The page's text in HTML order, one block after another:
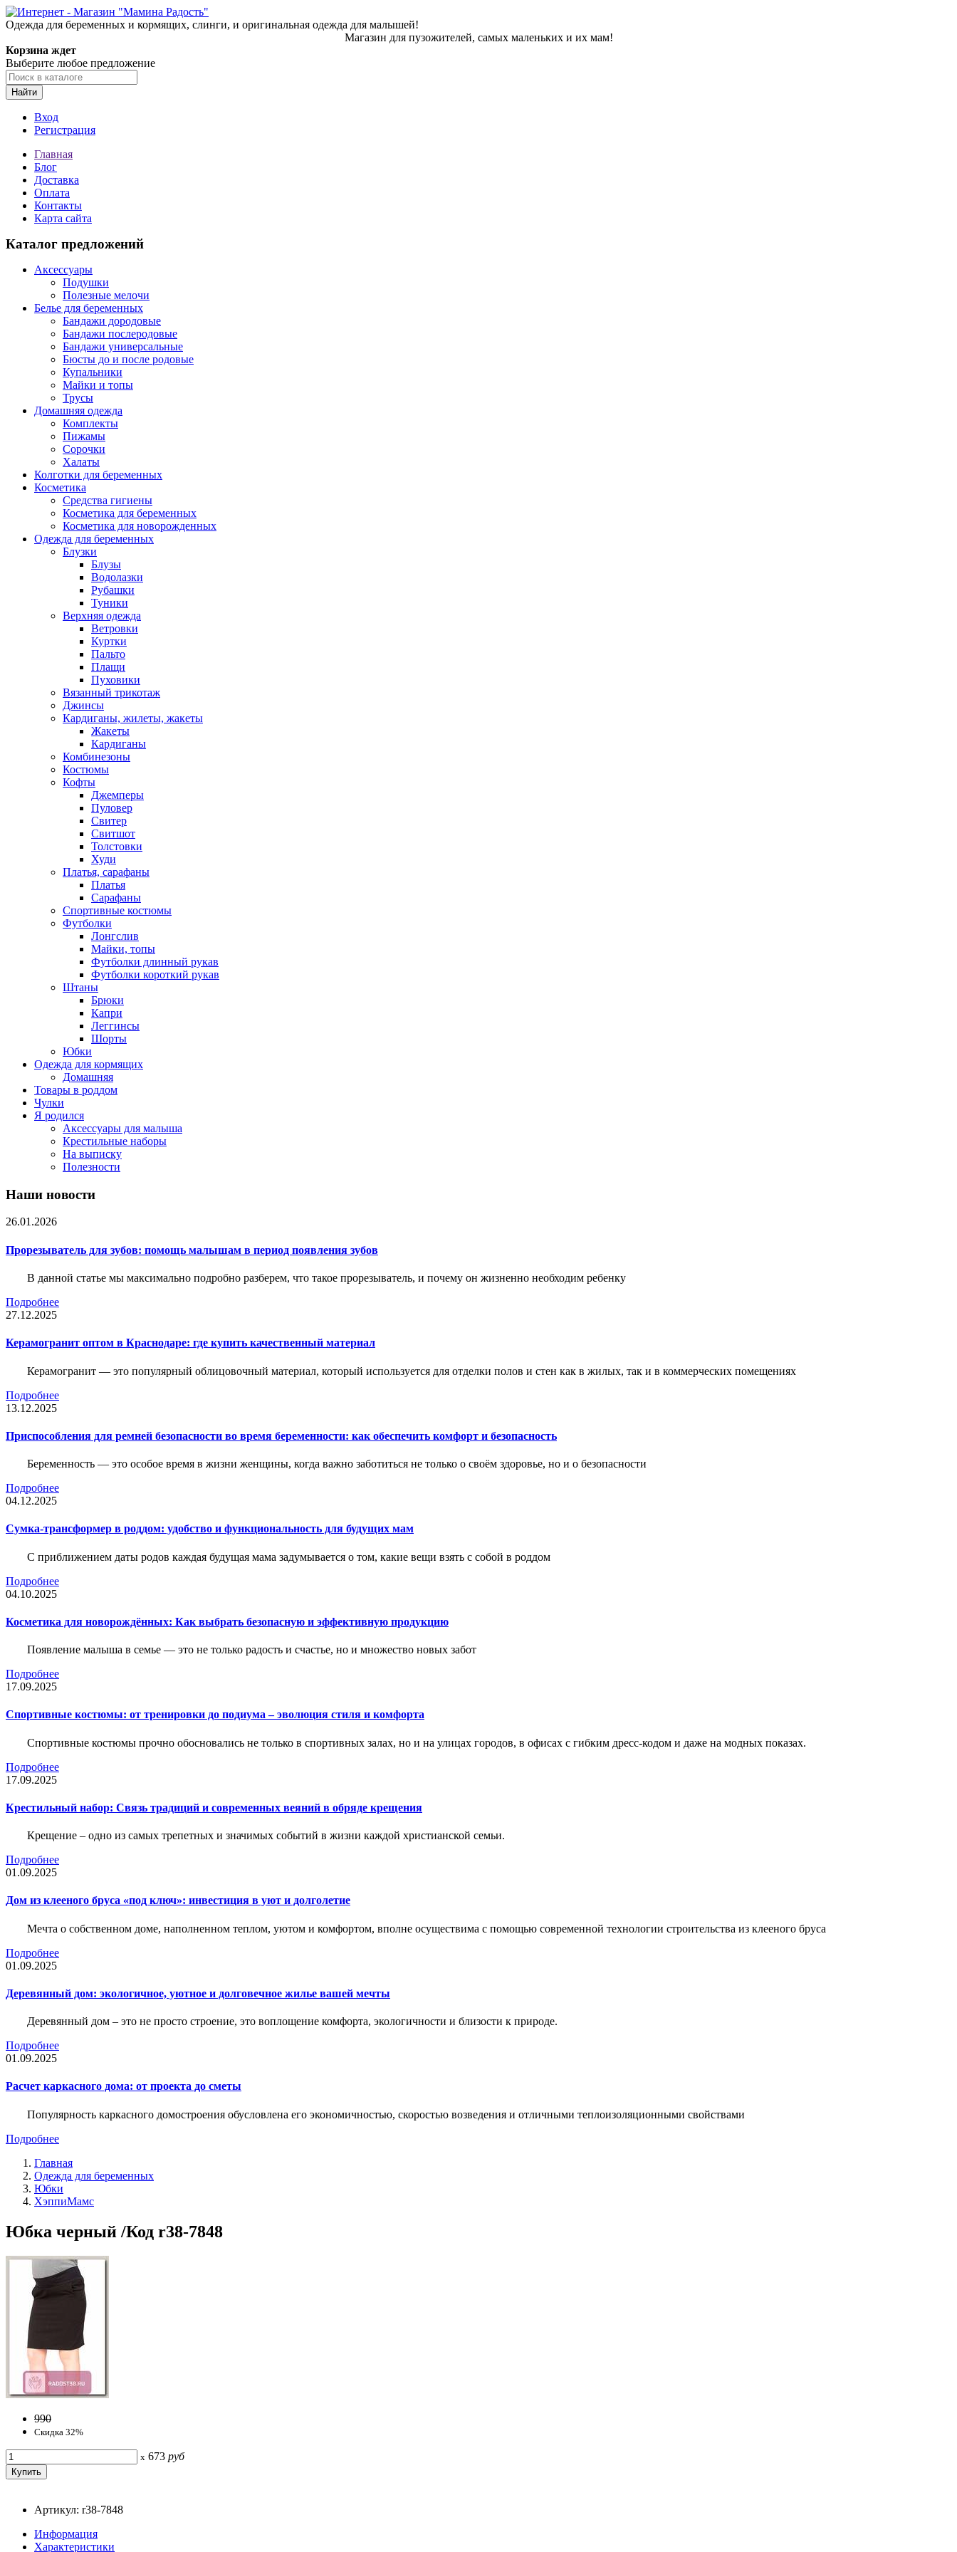
Одежда для беременных и кормящих, слинги, и оригинальная одежда для малышей!
Магазин для пузожителей, самых маленьких и их мам!
Корзина ждет
Выберите любое предложение
Найти
Вход
Регистрация
Главная
Блог
Доставка
Оплата
Контакты
Карта сайта
Каталог предложений
Аксессуары
Подушки
Полезные мелочи
Белье для беременных
Бандажи дородовые
Бандажи послеродовые
Бандажи универсальные
Бюсты до и после родовые
Купальники
Майки и топы
Трусы
Домашняя одежда
Комплекты
Пижамы
Сорочки
Халаты
Колготки для беременных
Косметика
Cредства гигиены
Косметика для беременных
Косметика для новорожденных
Одежда для беременных
Блузки
Блузы
Водолазки
Рубашки
Туники
Верхняя одежда
Ветровки
Куртки
Пальто
Плащи
Пуховики
Вязанный трикотаж
Джинсы
Кардиганы, жилеты, жакеты
Жакеты
Кардиганы
Комбинезоны
Костюмы
Кофты
Джемперы
Пуловер
Свитер
Свитшот
Толстовки
Худи
Платья, сарафаны
Платья
Сарафаны
Спортивные костюмы
Футболки
Лонгслив
Майки, топы
Футболки длинный рукав
Футболки короткий рукав
Штаны
Брюки
Капри
Леггинсы
Шорты
Юбки
Одежда для кормящих
Домашняя
Товары в роддом
Чулки
Я родился
Аксессуары для малыша
Крестильные наборы
На выписку
Полезности
Наши новости
26.01.2026
Прорезыватель для зубов: помощь малышам в период появления зубов
В данной статье мы максимально подробно разберем, что такое прорезыватель, и почему он жизненно необходим ребенку
Подробнее
27.12.2025
Керамогранит оптом в Краснодаре: где купить качественный материал
Керамогранит — это популярный облицовочный материал, который используется для отделки полов и стен как в жилых, так и в коммерческих помещениях
Подробнее
13.12.2025
Приспособления для ремней безопасности во время беременности: как обеспечить комфорт и безопасность
Беременность — это особое время в жизни женщины, когда важно заботиться не только о своём здоровье, но и о безопасности
Подробнее
04.12.2025
Сумка-трансформер в роддом: удобство и функциональность для будущих мам
С приближением даты родов каждая будущая мама задумывается о том, какие вещи взять с собой в роддом
Подробнее
04.10.2025
Косметика для новорождённых: Как выбрать безопасную и эффективную продукцию
Появление малыша в семье — это не только радость и счастье, но и множество новых забот
Подробнее
17.09.2025
Спортивные костюмы: от тренировки до подиума – эволюция стиля и комфорта
Спортивные костюмы прочно обосновались не только в спортивных залах, но и на улицах городов, в офисах с гибким дресс-кодом и даже на модных показах.
Подробнее
17.09.2025
Крестильный набор: Связь традиций и современных веяний в обряде крещения
Крещение – одно из самых трепетных и значимых событий в жизни каждой христианской семьи.
Подробнее
01.09.2025
Дом из клееного бруса «под ключ»: инвестиция в уют и долголетие
Мечта о собственном доме, наполненном теплом, уютом и комфортом, вполне осуществима с помощью современной технологии строительства из клееного бруса
Подробнее
01.09.2025
Деревянный дом: экологичное, уютное и долговечное жилье вашей мечты
Деревянный дом – это не просто строение, это воплощение комфорта, экологичности и близости к природе.
Подробнее
01.09.2025
Расчет каркасного дома: от проекта до сметы
Популярность каркасного домостроения обусловлена его экономичностью, скоростью возведения и отличными теплоизоляционными свойствами
Подробнее
Главная
Одежда для беременных
Юбки
ХэппиМамс
Юбка черный /Код r38-7848
990
Скидка 32%
x 673 руб
Артикул: r38-7848
Информация
Характеристики